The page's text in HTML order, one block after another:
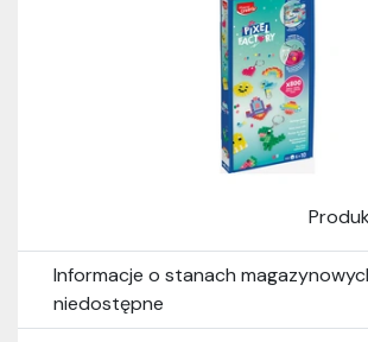
Informacje o stanach
niedostępne